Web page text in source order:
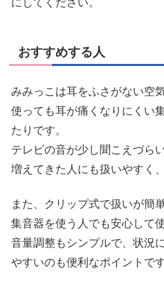
にしてください。
おすすめする人
みみっこは耳をふさがない空
使っても耳が痛くなりにくい
たりです。
テレビの音が少し聞こえづら
増えてきた人にも扱いやすく
また、クリップ式で扱いが簡
集音器を使う人でも安心して
音量調整もシンプルで、状況
やすいのも便利なポイントです